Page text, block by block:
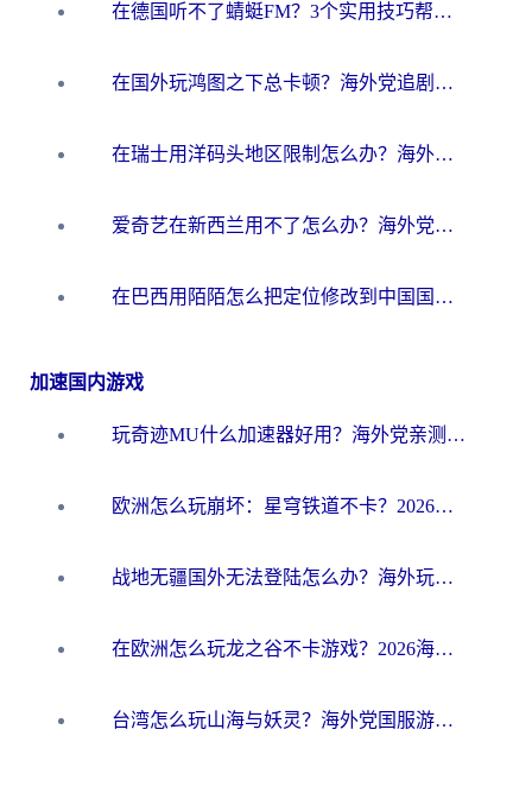
在德国听不了蜻蜓FM？3个实用技巧帮你解锁国内影音自由
在国外玩鸿图之下总卡顿？海外党追剧听歌的3个实用解决方案
在瑞士用洋码头地区限制怎么办？海外华人必看的回国加速全攻略
爱奇艺在新西兰用不了怎么办？海外党亲测有效的回国加速方案
在巴西用陌陌怎么把定位修改到中国国内？海外党必看的回国加速全攻略
加速国内游戏
玩奇迹MU什么加速器好用？海外党亲测：这款加速器让你告别延迟卡顿！
欧洲怎么玩崩坏：星穹铁道不卡？2026海外玩家国服游戏加速器终极攻略
战地无疆国外无法登陆怎么办？海外玩家国服畅玩终极指南（附欧服魔兽EVE加速方案）
在欧洲怎么玩龙之谷不卡游戏？2026海外党国服游戏加速全攻略
台湾怎么玩山海与妖灵？海外党国服游戏加速全攻略，告别延迟卡顿